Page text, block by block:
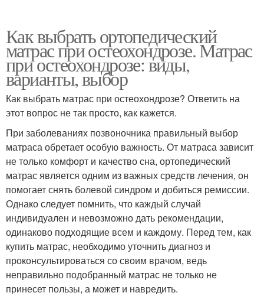
Как выбрать ортопедический
матрас при остеохондрозе. Матрас
при остеохондрозе: виды,
варианты, выбор
Как выбрать матрас при остеохондрозе? Ответить на
этот вопрос не так просто, как кажется.
При заболеваниях позвоночника правильный выбор
матраса обретает особую важность. От матраса зависит
не только комфорт и качество сна, ортопедический
матрас является одним из важных средств лечения, он
помогает снять болевой синдром и добиться ремиссии.
Однако следует помнить, что каждый случай
индивидуален и невозможно дать рекомендации,
одинаково подходящие всем и каждому. Перед тем, как
купить матрас, необходимо уточнить диагноз и
проконсультироваться со своим врачом, ведь
неправильно подобранный матрас не только не
принесет пользы, а может и навредить.